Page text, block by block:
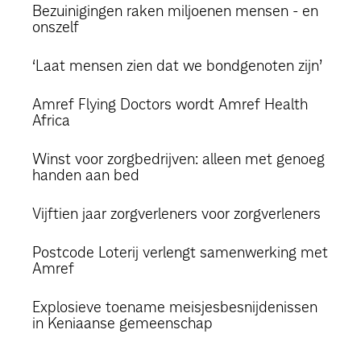
Bezuinigingen raken miljoenen mensen - en
onszelf
‘Laat mensen zien dat we bondgenoten zijn’
Amref Flying Doctors wordt Amref Health
Africa
Winst voor zorgbedrijven: alleen met genoeg
handen aan bed
Vijftien jaar zorgverleners voor zorgverleners
Postcode Loterij verlengt samenwerking met
Amref
Explosieve toename meisjesbesnijdenissen
in Keniaanse gemeenschap